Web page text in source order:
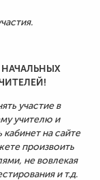
участие в
учителю и
кабинет на сайте
произвоить
не вовлекая
и т.д.